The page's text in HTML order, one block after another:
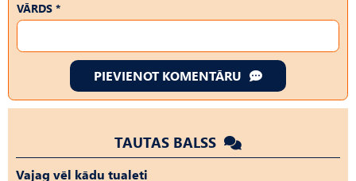
VĀRDS *
PIEVIENOT KOMENTĀRU
TAUTAS BALSS
Vajag vēl kādu tualeti